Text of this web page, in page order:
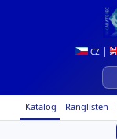
CZ|
Katalog Ranglisten